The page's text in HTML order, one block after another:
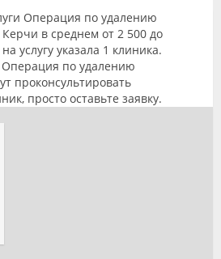
Операция по удалению
в среднем от 2 500 до
услугу указала 1 клиника.
Операция по удалению
проконсультировать
просто оставьте заявку.